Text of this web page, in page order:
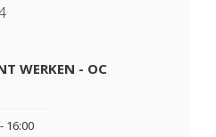
WERKEN - OC
16:00